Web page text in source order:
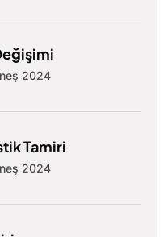
2024
Tamiri
2024